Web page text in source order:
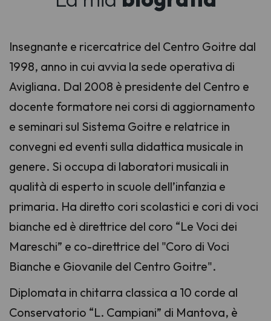
Insegnante e ricercatrice del Centro Goitre dal
1998, anno in cui avvia la sede operativa di
Avigliana. Dal 2008 è presidente del Centro e
docente formatore nei corsi di aggiornamento
e seminari sul Sistema Goitre e relatrice in
convegni ed eventi sulla didattica musicale in
genere. Si occupa di laboratori musicali in
qualità di esperto in scuole dell’infanzia e
primaria. Ha diretto cori scolastici e cori di voci
bianche ed è direttrice del coro “Le Voci dei
Mareschi” e co-direttrice del "Coro di Voci
Bianche e Giovanile del Centro Goitre".
Diplomata in chitarra classica a 10 corde al
Conservatorio “L. Campiani” di Mantova, è